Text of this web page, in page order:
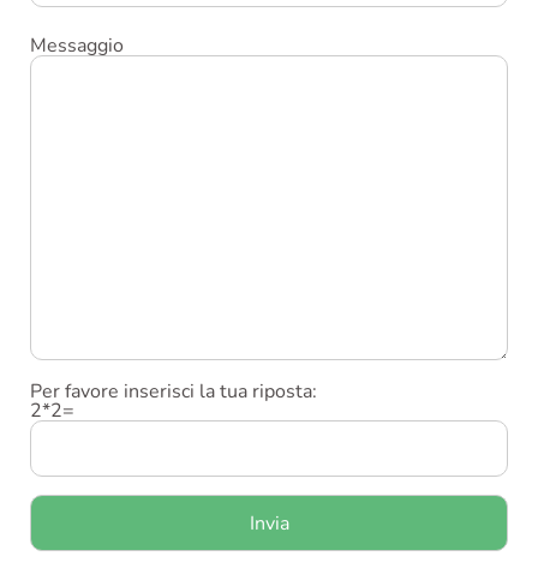
Messaggio
Per favore inserisci la tua riposta:
2*2=